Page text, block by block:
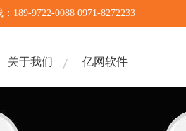
189-9722-0088 0971-8272233
关于我们 亿网软件